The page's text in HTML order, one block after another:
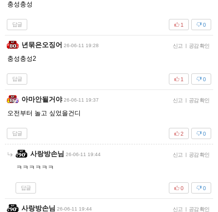
충성충성
답글 0
1
년묶은오징어 26-06-11 19:28 신고 | 공감 확인
충성충성2
답글 0
1
아마안될거야 26-06-11 19:37 신고 | 공감 확인
오전부터 놀고 싶었을건디
답글 0
2
사랑방손님 26-06-11 19:44 신고 | 공감 확인
ㅋㅋㅋㅋㅋㅋ
답글 0
0
사랑방손님 26-06-11 19:44 신고 | 공감 확인